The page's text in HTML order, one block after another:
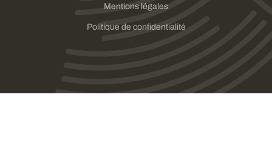
Mentions légales
Politique de confidentialité